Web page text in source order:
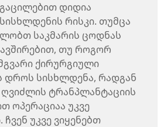
გაცილებით დიდია
სისხლდენის რისკი. თუმცა
საკმარის ცოდნას
თუ როგორ
ქირურგიული
დროს სისხლდენა, რადგან
ტრანპლანტაციის
ოპერაციაა უკვე
უკვე ვიყენებთ